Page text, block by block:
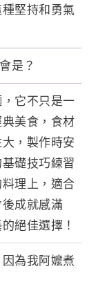
堅持和勇氣
是？
它不只是一
美食，食材
，製作時安
礎技巧練習
理上，適合
成就感滿
絕佳選擇！
為我阿嬤煮